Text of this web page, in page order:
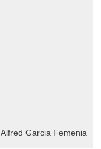
Alfred Garcia Femenia